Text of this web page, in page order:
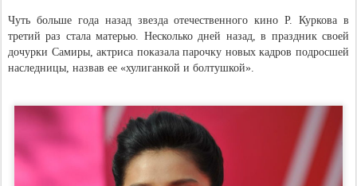
Чуть больше года назад звезда отечественного кино Р. Куркова в
третий раз стала матерью. Несколько дней назад, в праздник своей
дочурки Самиры, актриса показала парочку новых кадров подросшей
наследницы, назвав ее «хулиганкой и болтушкой».